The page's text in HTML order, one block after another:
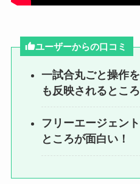
ユーザーからの口コミ
一試合丸ごと操作
も反映されるとこ
フリーエージェン
ところが面白い！